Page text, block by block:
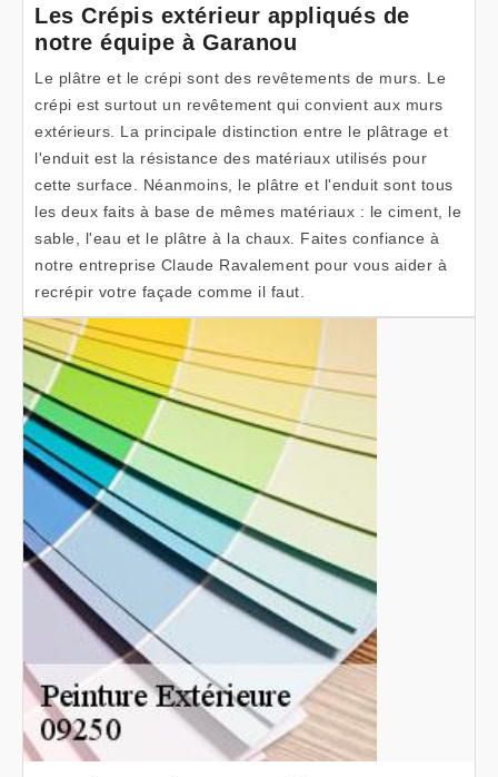
Les Crépis extérieur appliqués de
notre équipe à Garanou
Le plâtre et le crépi sont des revêtements de murs. Le
crépi est surtout un revêtement qui convient aux murs
extérieurs. La principale distinction entre le plâtrage et
l'enduit est la résistance des matériaux utilisés pour
cette surface. Néanmoins, le plâtre et l'enduit sont tous
les deux faits à base de mêmes matériaux : le ciment, le
sable, l'eau et le plâtre à la chaux. Faites confiance à
notre entreprise Claude Ravalement pour vous aider à
recrépir votre façade comme il faut.